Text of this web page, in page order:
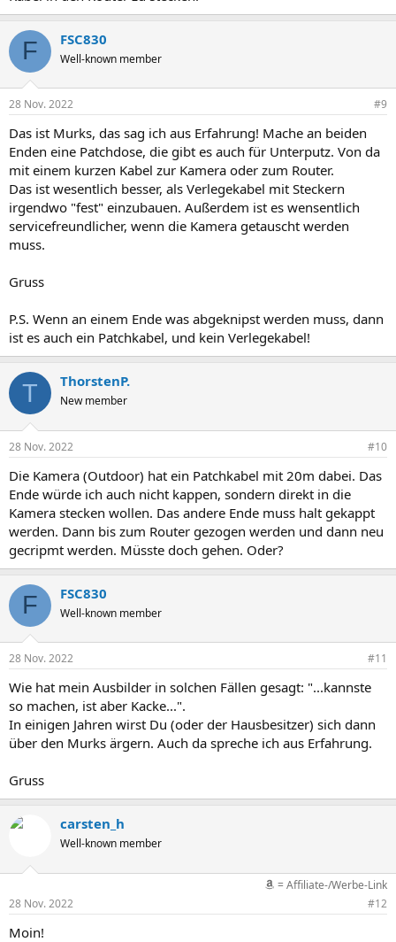
F FSC830
Well-known member
28 Nov. 2022 #9
Das ist Murks, das sag ich aus Erfahrung! Mache an beiden
Enden eine Patchdose, die gibt es auch für Unterputz. Von da
mit einem kurzen Kabel zur Kamera oder zum Router.
Das ist wesentlich besser, als Verlegekabel mit Steckern
irgendwo "fest" einzubauen. Außerdem ist es wensentlich
servicefreundlicher, wenn die Kamera getauscht werden
muss.
Gruss
P.S. Wenn an einem Ende was abgeknipst werden muss, dann
ist es auch ein Patchkabel, und kein Verlegekabel!
T ThorstenP.
New member
28 Nov. 2022 #10
Die Kamera (Outdoor) hat ein Patchkabel mit 20m dabei. Das
Ende würde ich auch nicht kappen, sondern direkt in die
Kamera stecken wollen. Das andere Ende muss halt gekappt
werden. Dann bis zum Router gezogen werden und dann neu
gecripmt werden. Müsste doch gehen. Oder?
F FSC830
Well-known member
28 Nov. 2022 #11
Wie hat mein Ausbilder in solchen Fällen gesagt: "...kannste
so machen, ist aber Kacke...".
In einigen Jahren wirst Du (oder der Hausbesitzer) sich dann
über den Murks ärgern. Auch da spreche ich aus Erfahrung.
Gruss
carsten_h
Well-known member
= Affiliate-/Werbe-Link
28 Nov. 2022
#12
Moin!